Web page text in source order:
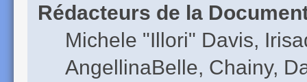
Rédacteurs de la
Michele "Illori" Davis,
AngellinaBelle, Chainy,